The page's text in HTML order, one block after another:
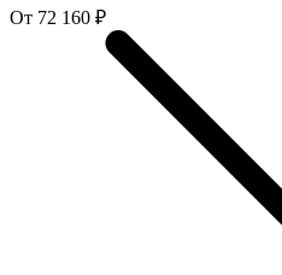
От 72 160 ₽